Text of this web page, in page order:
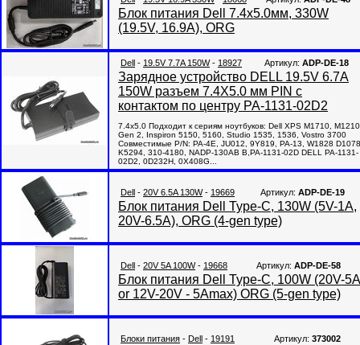
Блок питания Dell 7.4x5.0мм, 330W
(19.5V, 16.9A), ORG
Dell - 19.5V 7.7A 150W- 18927 Артикул: ADP-DE-18
Зарядное устройство DELL 19.5V 6.7A
150W разъем 7.4X5.0 мм PIN с
контактом по центру PA-1131-02D2
7.4x5.0 Подходит к сериям ноутбуков: Dell XPS M1710,
Gen 2, Inspiron 5150, 5160, Studio 1535, 1536, Vostro 3700
Совместимые P/N: PA-4E, JU012, 9Y819, PA-13, W1828
K5294, 310-4180, NADP-130AB B,PA-1131-02D DELL PA-1131-
02D2, 0D232H, 0X408G...
Dell - 20V 6.5A 130W- 19669 Артикул: ADP-DE-19
Блок питания Dell Type-C, 130W (5V-1A,
20V-6.5A), ORG (4-gen type)
Dell - 20V 5A 100W- 19668 Артикул: ADP-DE-58
Блок питания Dell Type-C, 100W (20V-5A
or 12V-20V - 5Amax) ORG (5-gen type)
Блоки питания - Dell - 19191 Артикул: 373002